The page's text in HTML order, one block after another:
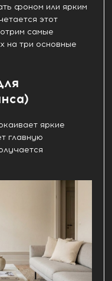
фоном или ярким
этот
самые
на три основные
яркие
главную